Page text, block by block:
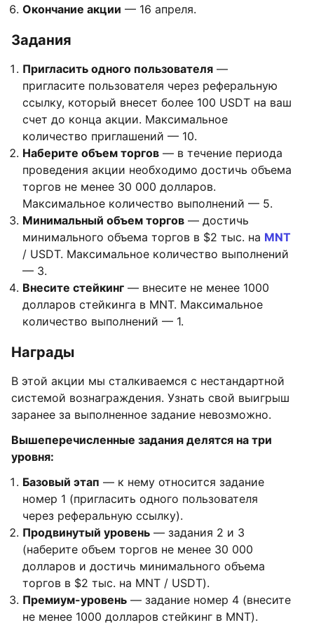
Окончание акции — 16 апреля.
Задания
Пригласить одного пользователя —
пригласите пользователя через реферальную
ссылку, который внесет более 100 USDT на ваш
счет до конца акции. Максимальное
количество приглашений — 10.
Наберите объем торгов — в течение периода
проведения акции необходимо достичь объема
торгов не менее 30 000 долларов.
Максимальное количество выполнений — 5.
Минимальный объем торгов — достичь
минимального объема торгов в $2 тыс. на MNT
/ USDT. Максимальное количество выполнений
— 3.
Внесите стейкинг — внесите не менее 1000
долларов стейкинга в MNT. Максимальное
количество выполнений — 1.
Награды
В этой акции мы сталкиваемся с нестандартной
системой вознаграждения. Узнать свой выигрыш
заранее за выполненное задание невозможно.
Вышеперечисленные задания делятся на три
уровня:
Базовый этап — к нему относится задание
номер 1 (пригласить одного пользователя
через реферальную ссылку).
Продвинутый уровень — задания 2 и 3
(наберите объем торгов не менее 30 000
долларов и достичь минимального объема
торгов в $2 тыс. на MNT / USDT).
Премиум-уровень — задание номер 4 (внесите
не менее 1000 долларов стейкинг в MNT).